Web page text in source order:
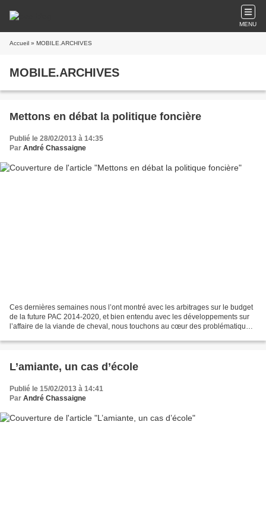
MENU
Accueil » MOBILE.ARCHIVES
MOBILE.ARCHIVES
Mettons en débat la politique foncière
Publié le 28/02/2013 à 14:35
Par André Chassaigne
Ces dernières semaines nous l’ont montré avec les arbitrages sur le budget
de la future PAC 2014-2020, et bien entendu avec les développements sur
l’affaire de la viande de cheval, nous touchons au cœur des problématiques
L’amiante, un cas d’école
Publié le 15/02/2013 à 14:41
Par André Chassaigne